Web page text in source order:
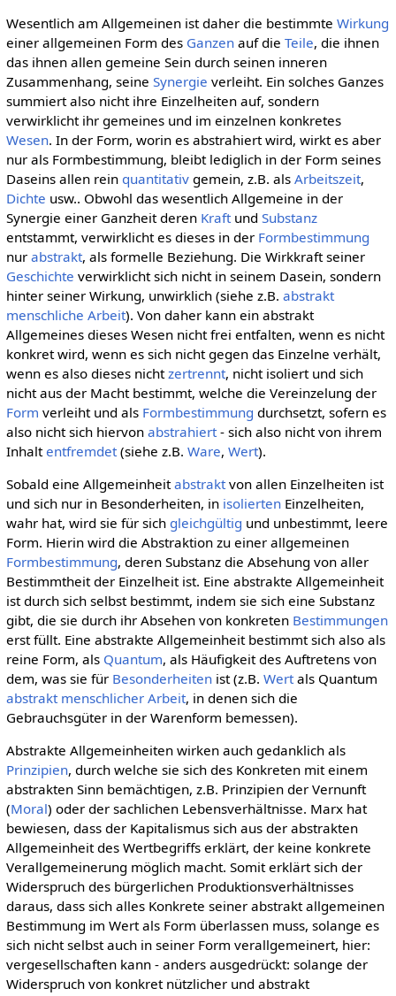
Wesentlich am Allgemeinen ist daher die bestimmte Wirkung
einer allgemeinen Form des Ganzenauf die Teile, die ihnen
das ihnen allen gemeine Sein durch seinen inneren
Zusammenhang, seine Synergie verleiht. Ein solches Ganzes
summiert also nicht ihre Einzelheiten auf, sondern
verwirklicht ihr gemeines und im einzelnen konkretes
Wesen. In der Form, worin es abstrahiert wird, wirkt es aber
nur als Formbestimmung, bleibt lediglich in der Form seines
Daseins allen rein quantitativgemein, z.B. als Arbeitszeit,
Dichte usw.. Obwohl das wesentlich Allgemeine in der
Synergie einer Ganzheit deren Kraftund Substanz
entstammt, verwirklicht es dieses in der Formbestimmung
nur abstrakt, als formelle Beziehung. Die Wirkkraft seiner
Geschichte verwirklicht sich nicht in seinem Dasein, sondern
hinter seiner Wirkung, unwirklich (siehe z.B. abstrakt
menschliche Arbeit). Von daher kann ein abstrakt
Allgemeines dieses Wesen nicht frei entfalten, wenn es nicht
konkret wird, wenn es sich nicht gegen das Einzelne verhält,
wenn es also dieses nichtzertrennt, nicht isoliert und sich
nicht aus der Macht bestimmt, welche die Vereinzelung der
Form verleiht und als Formbestimmung durchsetzt, sofern es
also nicht sich hiervon abstrahiert- sich also nicht von ihrem
Inhaltentfremdet(siehe z.B. Ware, Wert).
Sobald eine Allgemeinheitabstraktvon allen Einzelheiten ist
und sich nur in Besonderheiten, in isoliertenEinzelheiten,
wahr hat, wird sie für sich gleichgültig und unbestimmt, leere
Form. Hierin wird die Abstraktion zu einer allgemeinen
Formbestimmung, deren Substanz die Absehung von aller
Bestimmtheit der Einzelheit ist. Eine abstrakte Allgemeinheit
ist durch sich selbst bestimmt, indem sie sich eine Substanz
gibt, die sie durch ihr Absehen von konkreten Bestimmungen
erst füllt. Eine abstrakte Allgemeinheit bestimmt sich also als
reine Form, als Quantum, als Häufigkeit des Auftretens von
dem, was sie für Besonderheitenist (z.B. Wertals Quantum
abstrakt menschlicher Arbeit, in denen sich die
Gebrauchsgüter in der Warenform bemessen).
Abstrakte Allgemeinheiten wirken auch gedanklich als
Prinzipien, durch welche sie sich des Konkreten mit einem
abstrakten Sinn bemächtigen, z.B. Prinzipien der Vernunft
(Moral) oder der sachlichen Lebensverhältnisse. Marx hat
bewiesen, dass der Kapitalismus sich aus der abstrakten
Allgemeinheit des Wertbegriffs erklärt, der keine konkrete
Verallgemeinerung möglich macht. Somit erklärt sich der
Widerspruch des bürgerlichen Produktionsverhältnisses
daraus, dass sich alles Konkrete seiner abstrakt allgemeinen
Bestimmung im Wert als Form überlassen muss, solange es
sich nicht selbst auch in seiner Form verallgemeinert, hier:
vergesellschaften kann - anders ausgedrückt: solange der
Widerspruch von konkret nützlicher und abstrakt